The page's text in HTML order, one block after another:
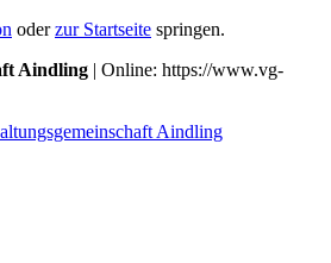
oderzur Startseite springen.
Aindling | Online: https://www.vg-